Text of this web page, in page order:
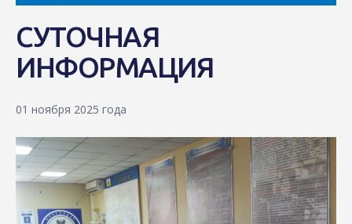
СУТОЧНАЯ
ИНФОРМАЦИЯ
01 ноября 2025 года